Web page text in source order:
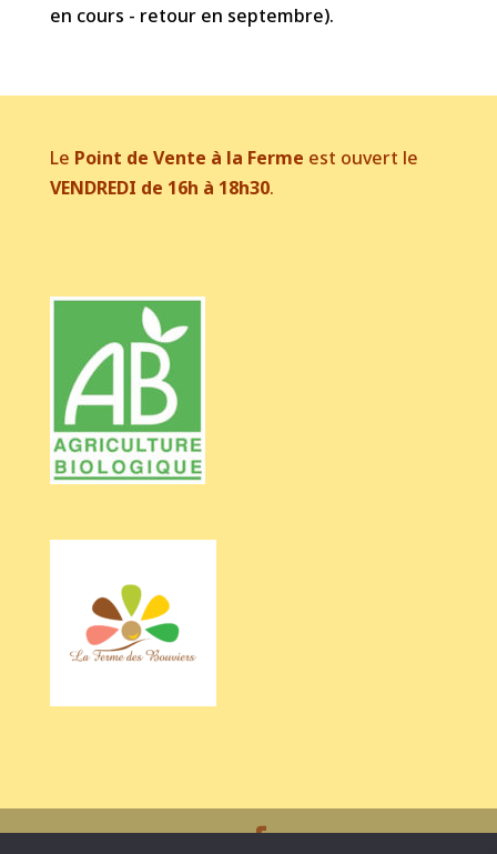
en cours - retour en septembre).
Le Point de Vente à la Ferme est ouvert le
VENDREDI de 16h à 18h30.